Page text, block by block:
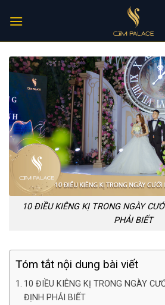
10 ĐIỀU KIÊNG KỊ TRONG NGÀY
PHẢI BIẾT
Tóm tắt nội dung bài viết
10 ĐIỀU KIÊNG KỊ TRONG NGÀY
ĐỊNH PHẢI BIẾT